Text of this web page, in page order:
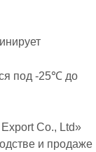
под -25℃ до
Co., Ltd»
и продаже